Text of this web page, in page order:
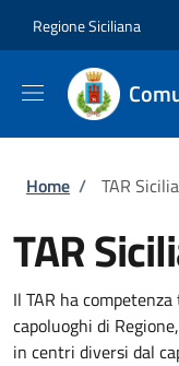
Regione Siciliana
Briciole
Home / TAR
TAR
Il TAR ha
capoluoghi di
in centri diversi dal